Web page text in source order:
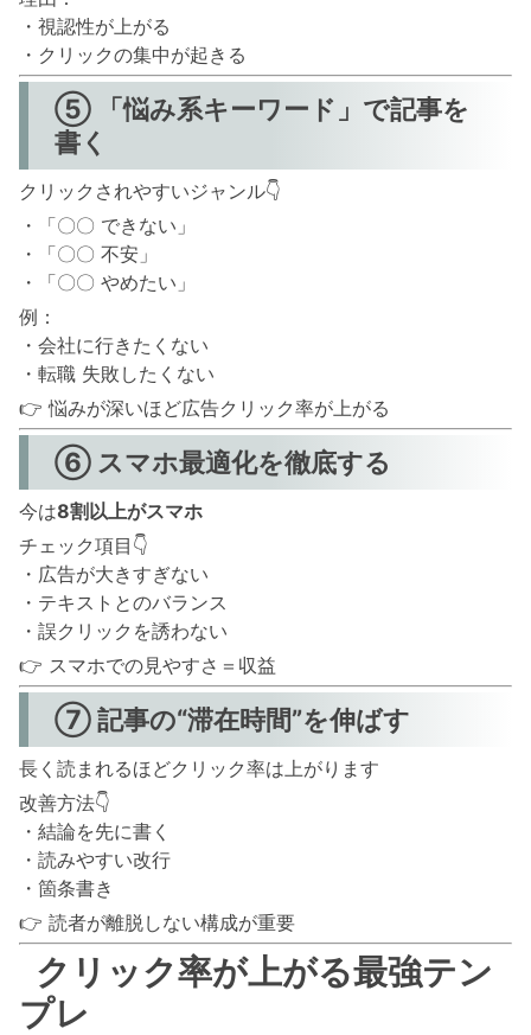
・視認性が上がる
・クリックの集中が起きる
⑤ 「悩み系キーワード」で記事を
書く
クリックされやすいジャンル👇
・「〇〇 できない」
・「〇〇 不安」
・「〇〇 やめたい」
例：
・会社に行きたくない
・転職 失敗したくない
👉 悩みが深いほど広告クリック率が上がる
⑥ スマホ最適化を徹底する
今は8割以上がスマホ
チェック項目👇
・広告が大きすぎない
・テキストとのバランス
・誤クリックを誘わない
👉 スマホでの見やすさ＝収益
⑦ 記事の“滞在時間”を伸ばす
長く読まれるほどクリック率は上がります
改善方法👇
・結論を先に書く
・読みやすい改行
・箇条書き
👉 読者が離脱しない構成が重要
クリック率が上がる最強テン
プレ